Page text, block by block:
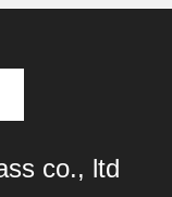
co., ltd